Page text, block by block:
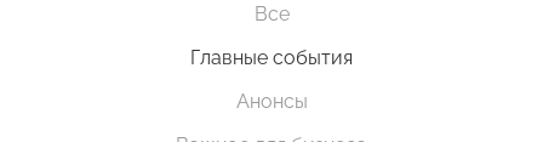
Все
Главные события
Анонсы